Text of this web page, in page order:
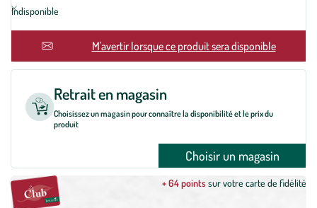
Indisponible
En rupture M'avertir lorsque ce produit sera disponible
Retrait en magasin
Choisissez un magasin pour connaître la disponibilité et le prix du
produit
Choisir un magasin
+ 64 pointssur votre carte de fidélité